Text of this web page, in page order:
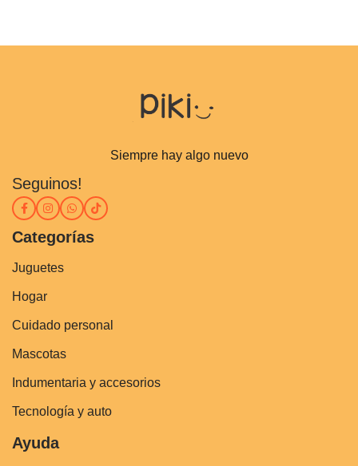
Siempre hay algo nuevo
Seguinos!
Categorías
Juguetes
Hogar
Cuidado personal
Mascotas
Indumentaria y accesorios
Tecnología y auto
Ayuda